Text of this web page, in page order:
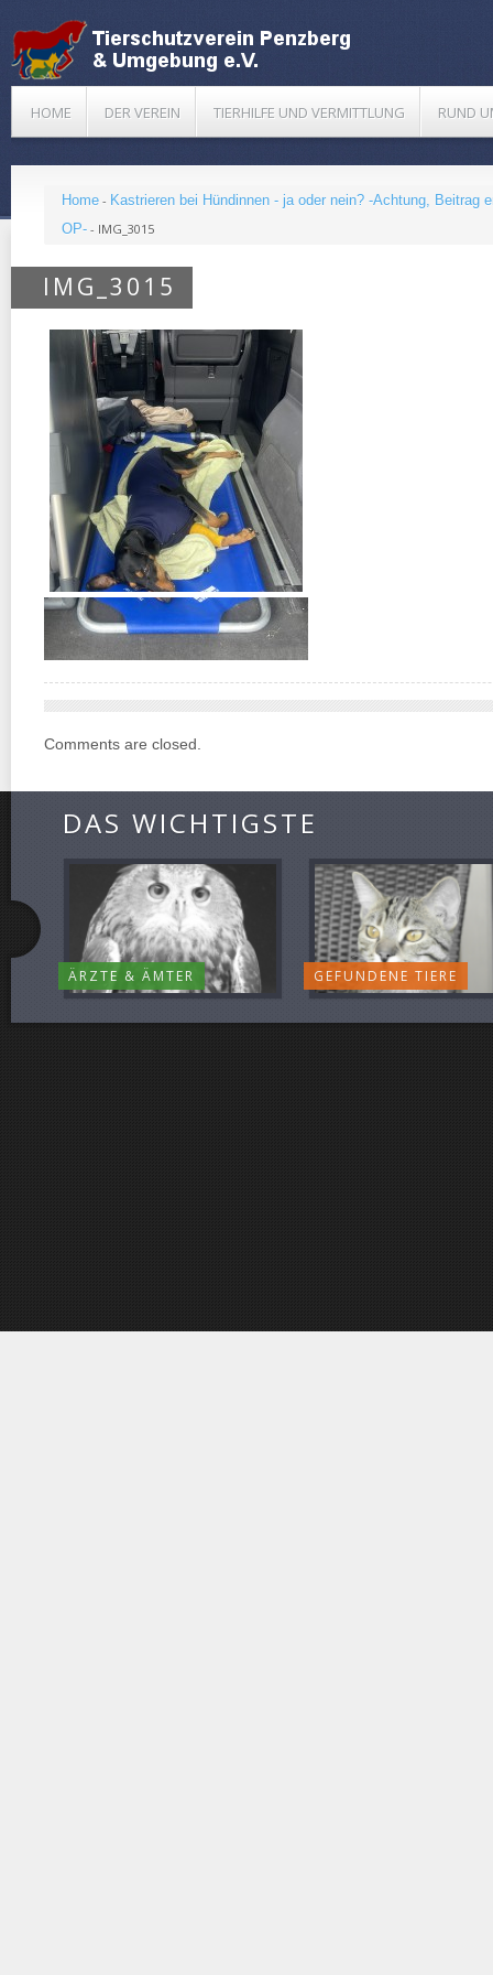
HOME DER VEREIN TIERHILFE UND VERMITTLUNG RUND
Home - Kastrieren bei Hündinnen - ja oder nein? -Achtung, Beitrag
OP- - IMG_3015
IMG_3015
Comments are closed.
DAS WICHTIGSTE
ÄRZTE & ÄMTER GEFUNDENE TIERE